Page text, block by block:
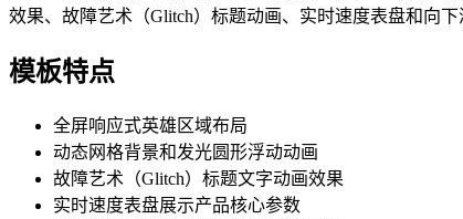
效果、故障艺术（Glitch）标题动画、实时速度表盘和向下
模板特点
全屏响应式英雄区域布局
动态网格背景和发光圆形浮动动画
故障艺术（Glitch）标题文字动画效果
实时速度表盘展示产品核心参数